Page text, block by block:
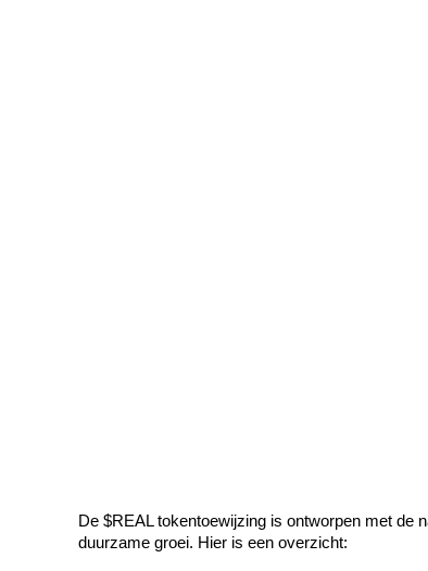
De $REAL tokentoewijzing is ontworpen met de
duurzame groei. Hier is een overzicht: